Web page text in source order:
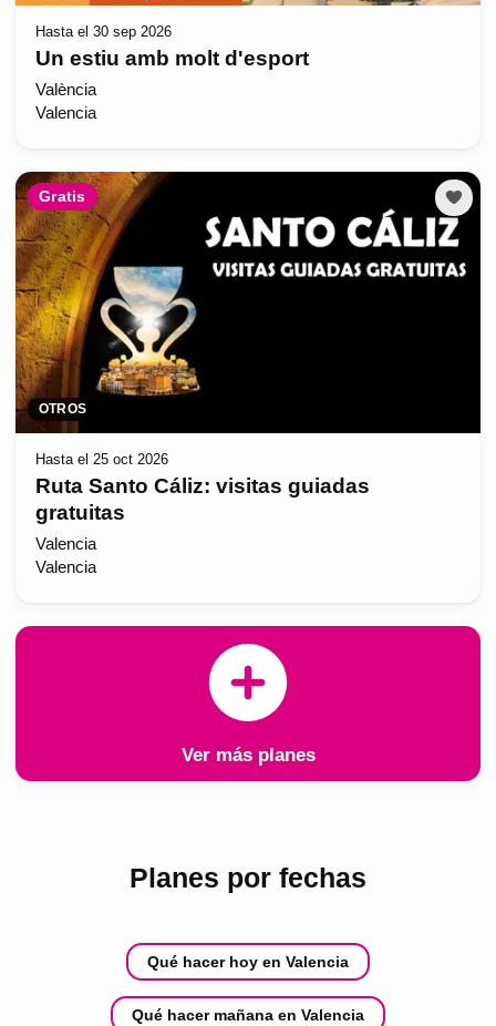
Hasta el 30 sep 2026
Un estiu amb molt d'esport
València
Valencia
Gratis
OTROS
Hasta el 25 oct 2026
Ruta Santo Cáliz: visitas guiadas
gratuitas
Valencia
Valencia
Ver más planes
Planes por fechas
Qué hacer hoy en Valencia
Qué hacer mañana en Valencia